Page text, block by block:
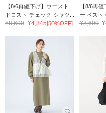
【8/6再値下げ】ウエスト
ドロスト チェック シャツ...
¥8,690 ¥4,345[50%OFF]
【8/6再
ー ベスト
¥8,690